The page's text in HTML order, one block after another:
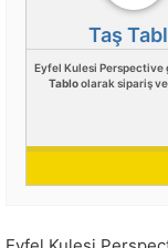
Taş
Eyfel Kulesi Perspective
Tabloolarak sipariş